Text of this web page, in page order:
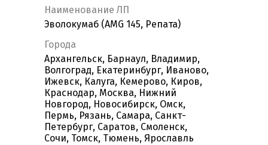
Наименование ЛП
Эволокумаб (AMG 145, Репата)
Города
Архангельск, Барнаул, Владимир,
Волгоград, Екатеринбург, Иваново,
Ижевск, Калуга, Кемерово, Киров,
Краснодар, Москва, Нижний
Новгород, Новосибирск, Омск,
Пермь, Рязань, Самара, Санкт-
Петербург, Саратов, Смоленск,
Сочи, Томск, Тюмень, Ярославль